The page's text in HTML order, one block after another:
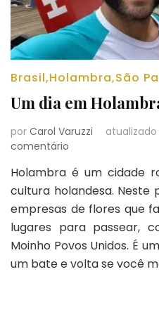
Brasil,Holambra,São
Um dia em
por Carol Varuzzi
comentário
dia
em
Holambra
cidade
das
flores
Holambra é um cidade
cultura holandesa. Neste
empresas de flores que
lugares para passear,
Moinho Povos Unidos. É
um bate e volta se você